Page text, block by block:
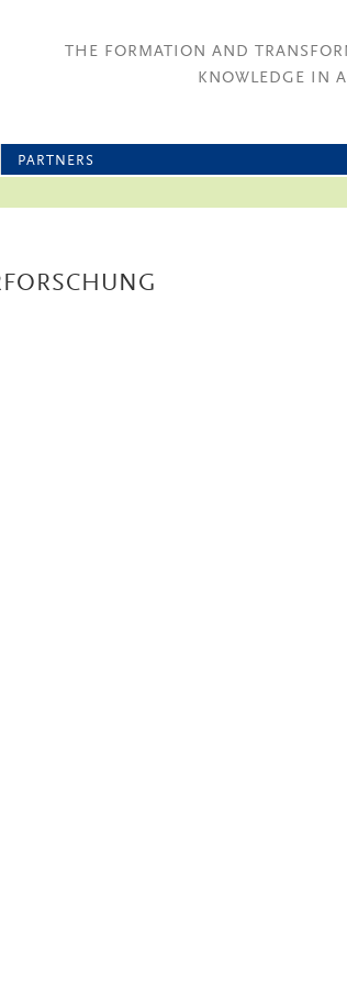
THE FORMATION AND
KNOWLEDGE IN
PARTNERS